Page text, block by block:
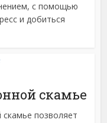
с помощью
и добиться
скамье
позволяет